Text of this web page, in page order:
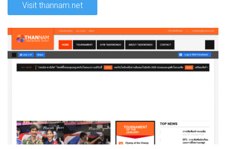
Visit thannam.net